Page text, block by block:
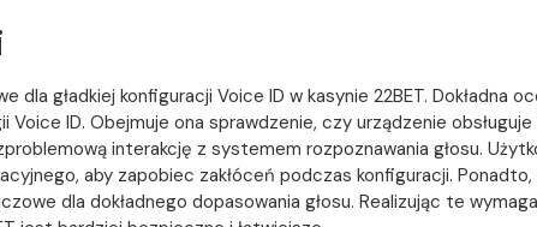
gładkiej konfiguracji Voice ID w kasynie 22BET. Dokładna
ID. Obejmuje ona sprawdzenie, czy urządzenie
interakcję z systemem rozpoznawania głosu.
aby zapobiec zakłóceń podczas konfiguracji. Ponadto,
dla dokładnego dopasowania głosu. Realizując te